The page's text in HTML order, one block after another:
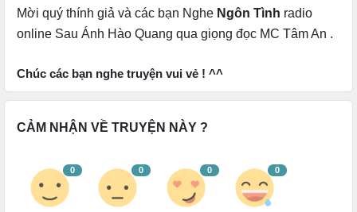
Mời quý thính giả và các bạn Nghe Ngôn Tình radio
online Sau Ánh Hào Quang qua giọng đọc MC Tâm An .
Chúc các bạn nghe truyện vui vẻ ! ^^
CẢM NHẬN VỀ TRUYỆN NÀY ?
0 0 0 0